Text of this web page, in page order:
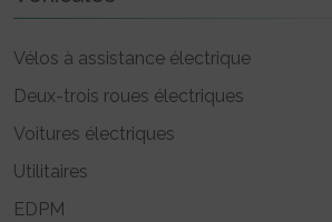
Vélos à assistance électrique
Deux-trois roues électriques
Voitures électriques
Utilitaires
EDPM